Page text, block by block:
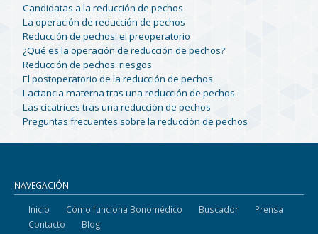
Candidatas a la reducción de pechos
La operación de reducción de pechos
Reducción de pechos: el preoperatorio
¿Qué es la operación de reducción de pechos?
Reducción de pechos: riesgos
El postoperatorio de la reducción de pechos
Lactancia materna tras una reducción de pechos
Las cicatrices tras una reducción de pechos
Preguntas frecuentes sobre la reducción de pechos
NAVEGACIÓN
Inicio Cómo funciona Bonomédico Buscador
Prensa
Contacto
Blog